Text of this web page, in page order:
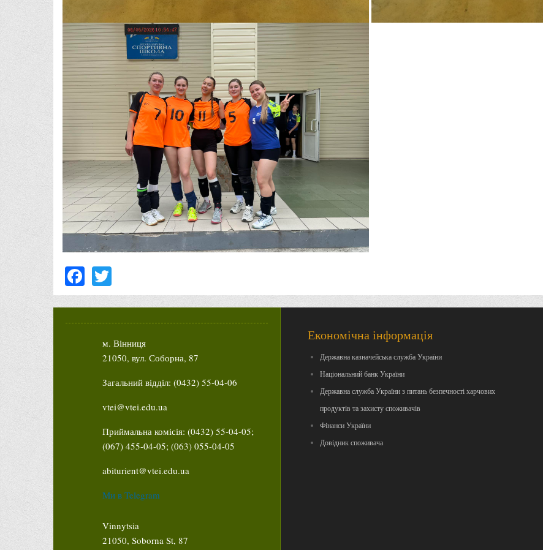
Facebook
м. Вінниця
21050, вул. Соборна, 87
Загальний відділ: (0432) 55-04-06
vtei@vtei.edu.ua
Приймальна комісія: (0432) 55-04-05;
(067) 455-04-05; (063) 055-04-05
abiturient@vtei.edu.ua
Ми в Telegram
Vinnytsia
21050, Soborna St, 87
Економічна інформація
Державна казначейська служба України
Національний банк України
Державна служба України з питань безпечності харчових
продуктів та захисту споживачів
Фінанси України
Довідник споживача